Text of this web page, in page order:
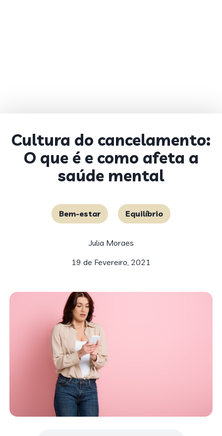
Cultura do cancelamento:
O que é e como afeta a
saúde mental
Bem-estar Equilíbrio
Julia Moraes
19 de Fevereiro, 2021